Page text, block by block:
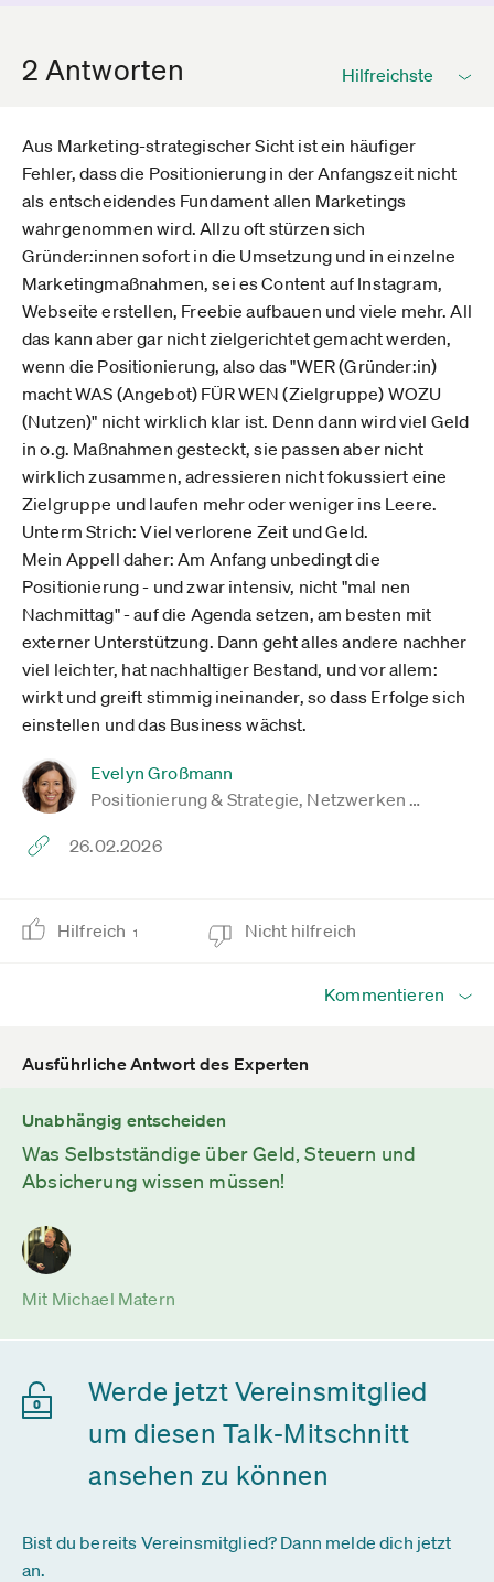
2 Antworten
Aus Marketing-strategischer Sicht ist ein häufiger
Fehler, dass die Positionierung in der Anfangszeit nicht
als entscheidendes Fundament allen Marketings
wahrgenommen wird. Allzu oft stürzen sich
Gründer:innen sofort in die Umsetzung und in einzelne
Marketingmaßnahmen, sei es Content auf Instagram,
Webseite erstellen, Freebie aufbauen und viele mehr. All
das kann aber gar nicht zielgerichtet gemacht werden,
wenn die Positionierung, also das "WER (Gründer:in)
macht WAS (Angebot) FÜR WEN (Zielgruppe) WOZU
(Nutzen)" nicht wirklich klar ist. Denn dann wird viel Geld
in o.g. Maßnahmen gesteckt, sie passen aber nicht
wirklich zusammen, adressieren nicht fokussiert eine
Zielgruppe und laufen mehr oder weniger ins Leere.
Unterm Strich: Viel verlorene Zeit und Geld.
Mein Appell daher: Am Anfang unbedingt die
Positionierung - und zwar intensiv, nicht "mal nen
Nachmittag" - auf die Agenda setzen, am besten mit
externer Unterstützung. Dann geht alles andere nachher
viel leichter, hat nachhaltiger Bestand, und vor allem:
wirkt und greift stimmig ineinander, so dass Erfolge sich
einstellen und das Business wächst.
Evelyn Großmann
Positionierung & Strategie, Netzwerken …
26.02.2026
Hilfreich 1 Nicht hilfreich
Kommentieren
Ausführliche Antwort des Experten
Unabhängig entscheiden
Was Selbstständige über Geld, Steuern und
Absicherung wissen müssen!
Mit Michael Matern
Werde jetzt Vereinsmitglied
um diesen Talk-Mitschnitt
ansehen zu können
Bist du bereits Vereinsmitglied? Dann melde dich jetzt
an.